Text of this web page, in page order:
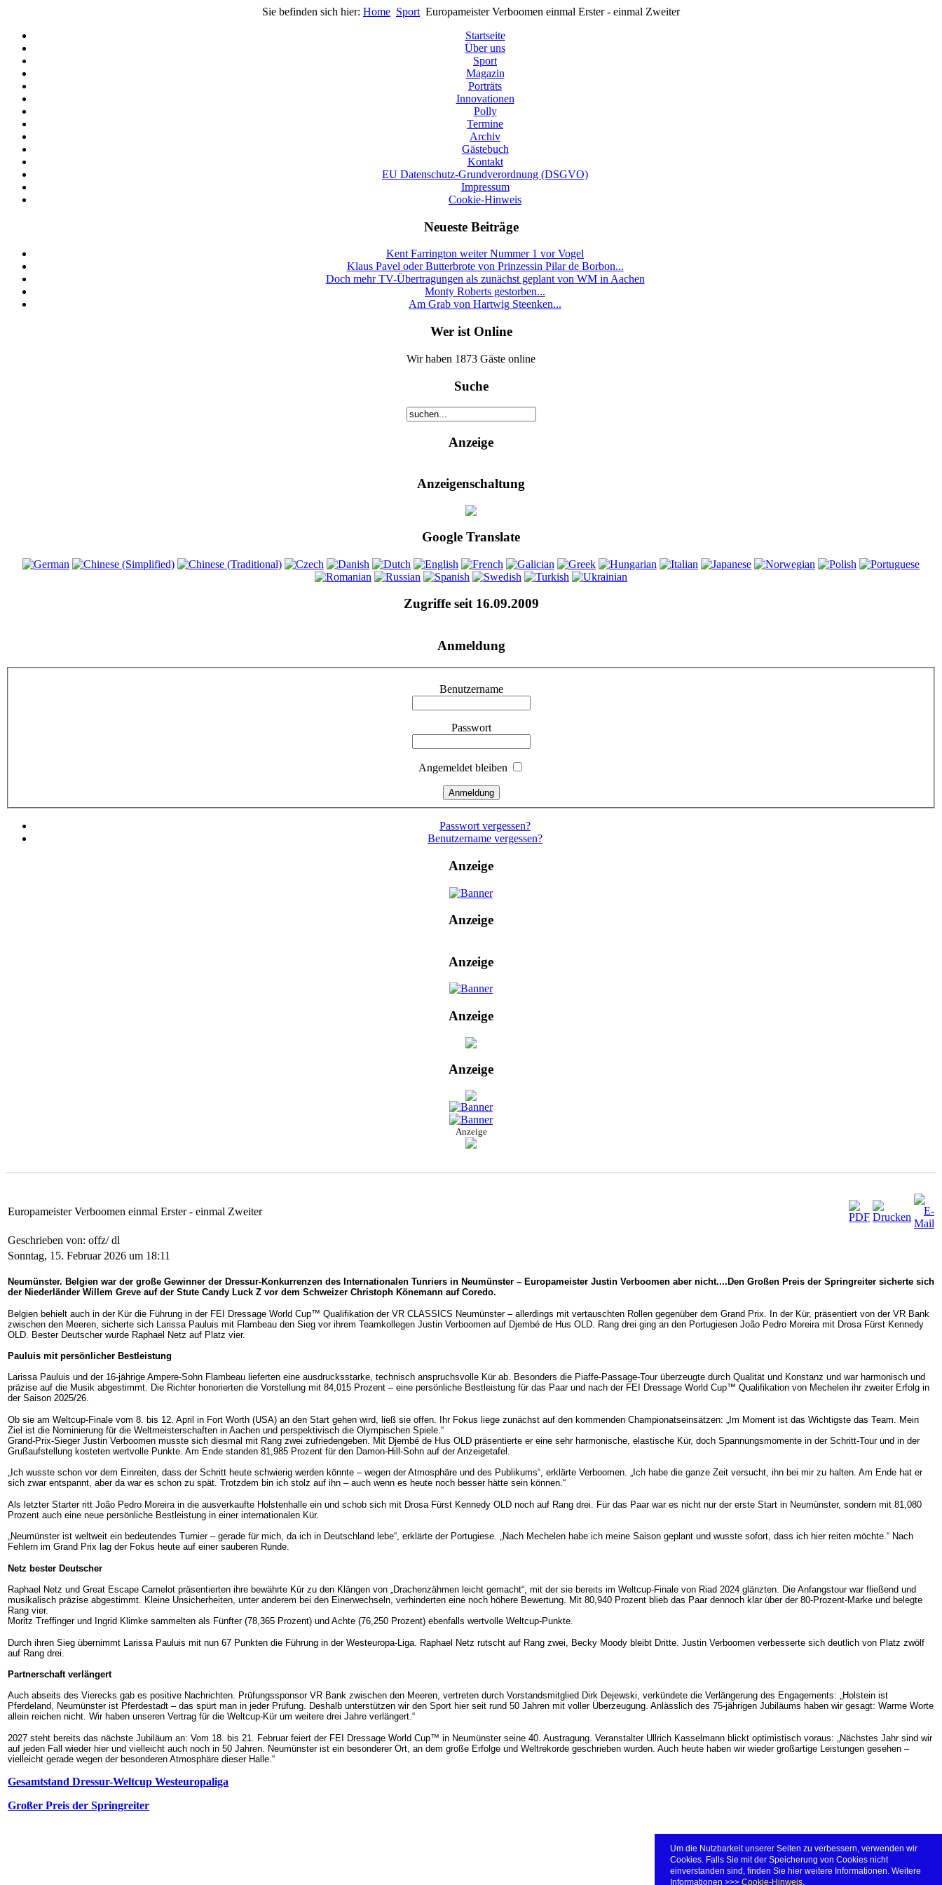
Sie befinden sich hier: Home Sport Europameister Verboomen einmal Erster - einmal Zweiter
Startseite
Über uns
Sport
Magazin
Porträts
Innovationen
Polly
Termine
Archiv
Gästebuch
Kontakt
EU Datenschutz-Grundverordnung (DSGVO)
Impressum
Cookie-Hinweis
Neueste Beiträge
Kent Farrington weiter Nummer 1 vor Vogel
Klaus Pavel oder Butterbrote von Prinzessin Pilar de Borbon...
Doch mehr TV-Übertragungen als zunächst geplant von WM in Aachen
Monty Roberts gestorben...
Am Grab von Hartwig Steenken...
Wer ist Online
Wir haben 1873 Gäste online
Suche
Anzeige
Anzeigenschaltung
Google Translate
Zugriffe seit 16.09.2009
Anmeldung
Benutzername
Passwort
Angemeldet bleiben
Passwort vergessen?
Benutzername vergessen?
Anzeige
Anzeige
Anzeige
Anzeige
Anzeige
Anzeige
Europameister Verboomen einmal Erster - einmal Zweiter
Geschrieben von: offz/ dl
Sonntag, 15. Februar 2026 um 18:11
Neumünster. Belgien war der große Gewinner der Dressur-Konkurrenzen des Internationalen Tunriers in Neumünster – Europameister Justin Verboomen aber nicht....Den Großen Preis der Springreiter sicherte sich
der Niederländer Willem Greve auf der Stute Candy Luck Z vor dem Schweizer Christoph Könemann auf Coredo.
Belgien behielt auch in der Kür die Führung in der FEI Dressage World Cup™ Qualifikation der VR CLASSICS Neumünster – allerdings mit vertauschten Rollen gegenüber dem Grand Prix. In der Kür, präsentiert von der VR Bank
zwischen den Meeren, sicherte sich Larissa Pauluis mit Flambeau den Sieg vor ihrem Teamkollegen Justin Verboomen auf Djembé de Hus OLD. Rang drei ging an den Portugiesen João Pedro Moreira mit Drosa Fürst Kennedy
OLD. Bester Deutscher wurde Raphael Netz auf Platz vier.
Pauluis mit persönlicher Bestleistung
Larissa Pauluis und der 16-jährige Ampere-Sohn Flambeau lieferten eine ausdrucksstarke, technisch anspruchsvolle Kür ab. Besonders die Piaffe-Passage-Tour überzeugte durch Qualität und Konstanz und war harmonisch und
präzise auf die Musik abgestimmt. Die Richter honorierten die Vorstellung mit 84,015 Prozent – eine persönliche Bestleistung für das Paar und nach der FEI Dressage World Cup™ Qualifikation von Mechelen ihr zweiter Erfolg in
der Saison 2025/26.
Ob sie am Weltcup-Finale vom 8. bis 12. April in Fort Worth (USA) an den Start gehen wird, ließ sie offen. Ihr Fokus liege zunächst auf den kommenden Championatseinsätzen: „Im Moment ist das Wichtigste das Team. Mein
Ziel ist die Nominierung für die Weltmeisterschaften in Aachen und perspektivisch die Olympischen Spiele.“
Grand-Prix-Sieger Justin Verboomen musste sich diesmal mit Rang zwei zufriedengeben. Mit Djembé de Hus OLD präsentierte er eine sehr harmonische, elastische Kür, doch Spannungsmomente in der Schritt-Tour und in der
Grußaufstellung kosteten wertvolle Punkte. Am Ende standen 81,985 Prozent für den Damon-Hill-Sohn auf der Anzeigetafel.
„Ich wusste schon vor dem Einreiten, dass der Schritt heute schwierig werden könnte – wegen der Atmosphäre und des Publikums“, erklärte Verboomen. „Ich habe die ganze Zeit versucht, ihn bei mir zu halten. Am Ende hat er
sich zwar entspannt, aber da war es schon zu spät. Trotzdem bin ich stolz auf ihn – auch wenn es heute noch besser hätte sein können.“
Als letzter Starter ritt João Pedro Moreira in die ausverkaufte Holstenhalle ein und schob sich mit Drosa Fürst Kennedy OLD noch auf Rang drei. Für das Paar war es nicht nur der erste Start in Neumünster, sondern mit 81,080
Prozent auch eine neue persönliche Bestleistung in einer internationalen Kür.
„Neumünster ist weltweit ein bedeutendes Turnier – gerade für mich, da ich in Deutschland lebe“, erklärte der Portugiese. „Nach Mechelen habe ich meine Saison geplant und wusste sofort, dass ich hier reiten möchte.“ Nach
Fehlern im Grand Prix lag der Fokus heute auf einer sauberen Runde.
Netz bester Deutscher
Raphael Netz und Great Escape Camelot präsentierten ihre bewährte Kür zu den Klängen von „Drachenzähmen leicht gemacht“, mit der sie bereits im Weltcup-Finale von Riad 2024 glänzten. Die Anfangstour war fließend und
musikalisch präzise abgestimmt. Kleine Unsicherheiten, unter anderem bei den Einerwechseln, verhinderten eine noch höhere Bewertung. Mit 80,940 Prozent blieb das Paar dennoch klar über der 80-Prozent-Marke und belegte
Rang vier.
Moritz Treffinger und Ingrid Klimke sammelten als Fünfter (78,365 Prozent) und Achte (76,250 Prozent) ebenfalls wertvolle Weltcup-Punkte.
Durch ihren Sieg übernimmt Larissa Pauluis mit nun 67 Punkten die Führung in der Westeuropa-Liga. Raphael Netz rutscht auf Rang zwei, Becky Moody bleibt Dritte. Justin Verboomen verbesserte sich deutlich von Platz zwölf
auf Rang drei.
Partnerschaft verlängert
Auch abseits des Vierecks gab es positive Nachrichten. Prüfungssponsor VR Bank zwischen den Meeren, vertreten durch Vorstandsmitglied Dirk Dejewski, verkündete die Verlängerung des Engagements: „Holstein ist
Pferdeland, Neumünster ist Pferdestadt – das spürt man in jeder Prüfung. Deshalb unterstützen wir den Sport hier seit rund 50 Jahren mit voller Überzeugung. Anlässlich des 75-jährigen Jubiläums haben wir gesagt: Warme Worte
allein reichen nicht. Wir haben unseren Vertrag für die Weltcup-Kür um weitere drei Jahre verlängert.“
2027 steht bereits das nächste Jubiläum an: Vom 18. bis 21. Februar feiert der FEI Dressage World Cup™ in Neumünster seine 40. Austragung. Veranstalter Ullrich Kasselmann blickt optimistisch voraus: „Nächstes Jahr sind wir
auf jeden Fall wieder hier und vielleicht auch noch in 50 Jahren. Neumünster ist ein besonderer Ort, an dem große Erfolge und Weltrekorde geschrieben wurden. Auch heute haben wir wieder großartige Leistungen gesehen –
vielleicht gerade wegen der besonderen Atmosphäre dieser Halle.“
Gesamtstand Dressur-Weltcup Westeuropaliga
Großer Preis der Springreiter
Um die Nutzbarkeit unserer Seiten zu verbessern, verwenden wir
Cookies. Falls Sie mit der Speicherung von Cookies nicht
einverstanden sind, finden Sie hier weitere Informationen. Weitere
Informationen >>> Cookie-Hinweis.